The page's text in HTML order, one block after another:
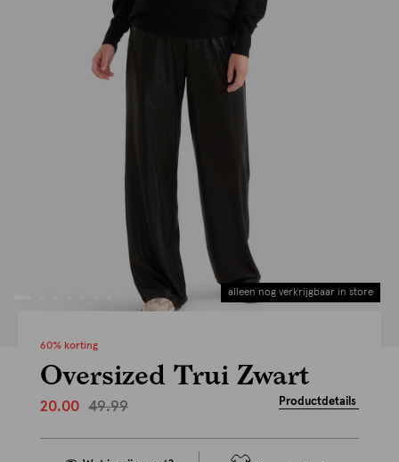
alleen nog verkrijgbaar in store
60% korting
Oversized Trui Zwart
20.00 49.99 Productdetails